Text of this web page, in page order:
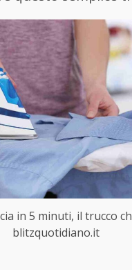
in 5 minuti, il trucco
blitzquotidiano.it